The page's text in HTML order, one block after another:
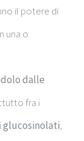
il potere di
una o
dalle
fra i
glucosinolati,